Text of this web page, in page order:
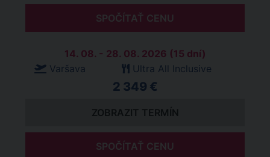
SPOČÍTAŤ CENU
14. 08. - 28. 08. 2026 (15 dní)
Varšava
Ultra All Inclusive
2 349 €
ZOBRAZIT TERMÍN
SPOČÍTAŤ CENU